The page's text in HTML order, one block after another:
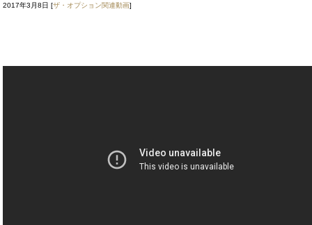
2017年3月8日 [ザ・オプション関連動画]